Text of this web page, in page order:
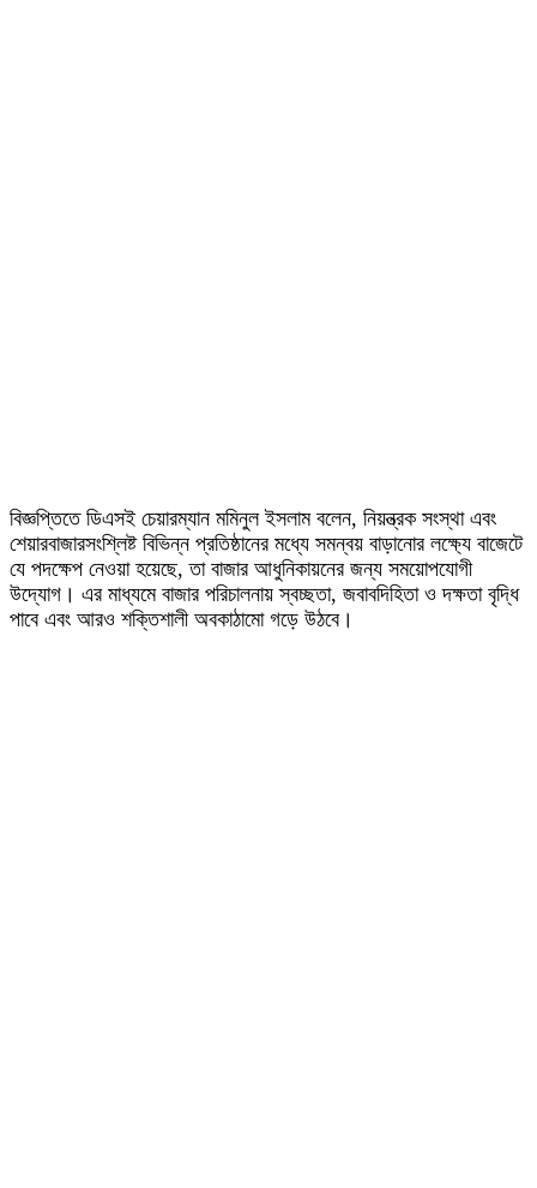
বিজ্ঞপ্তিতে ডিএসই চেয়ারম্যান মমিনুল ইসলাম বলেন, নিয়ন্ত্রক সংস্থা এবং
শেয়ারবাজারসংশ্লিষ্ট বিভিন্ন প্রতিষ্ঠানের মধ্যে সমন্বয় বাড়ানোর লক্ষ্যে বাজেটে
যে পদক্ষেপ নেওয়া হয়েছে, তা বাজার আধুনিকায়নের জন্য সময়োপযোগী
উদ্যোগ। এর মাধ্যমে বাজার পরিচালনায় স্বচ্ছতা, জবাবদিহিতা ও দক্ষতা বৃদ্ধি
পাবে এবং আরও শক্তিশালী অবকাঠামো গড়ে উঠবে।